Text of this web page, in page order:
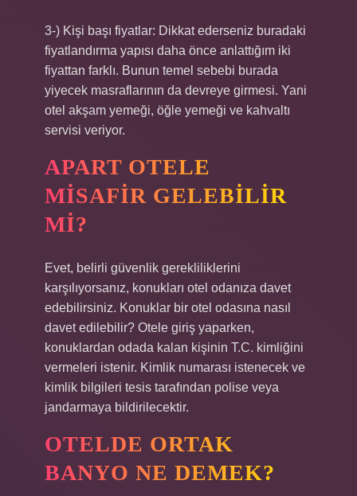
3-) Kişi başı fiyatlar: Dikkat ederseniz buradaki
fiyatlandırma yapısı daha önce anlattığım iki
fiyattan farklı. Bunun temel sebebi burada
yiyecek masraflarının da devreye girmesi. Yani
otel akşam yemeği, öğle yemeği ve kahvaltı
servisi veriyor.
APART OTELE
MISAFIR GELEBILIR
MI?
Evet, belirli güvenlik gerekliliklerini
karşılıyorsanız, konukları otel odanıza davet
edebilirsiniz. Konuklar bir otel odasına nasıl
davet edilebilir? Otele giriş yaparken,
konuklardan odada kalan kişinin T.C. kimliğini
vermeleri istenir. Kimlik numarası istenecek ve
kimlik bilgileri tesis tarafından polise veya
jandarmaya bildirilecektir.
OTELDE ORTAK
BANYO NE DEMEK?